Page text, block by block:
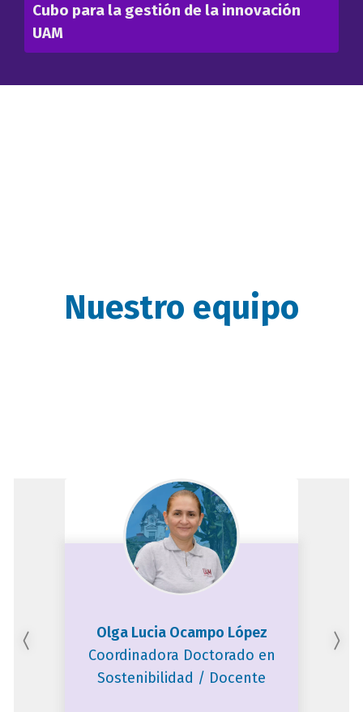
Cubo para la gestión de la innovación
UAM
titulo
Nuestro equipo
Olga Lucia Ocampo López
Coordinadora Doctorado en
Sostenibilidad / Docente